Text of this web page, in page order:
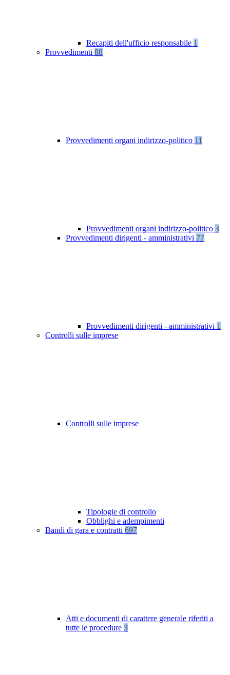
Recapiti dell'ufficio responsabile 1
Provvedimenti 88
Provvedimenti organi indirizzo-politico 11
Provvedimenti organi indirizzo-politico 3
Provvedimenti dirigenti - amministrativi 77
Provvedimenti dirigenti - amministrativi 1
Controlli sulle imprese
Controlli sulle imprese
Tipologie di controllo
Obblighi e adempimenti
Bandi di gara e contratti 697
Atti e documenti di carattere generale riferiti a
tutte le procedure 3